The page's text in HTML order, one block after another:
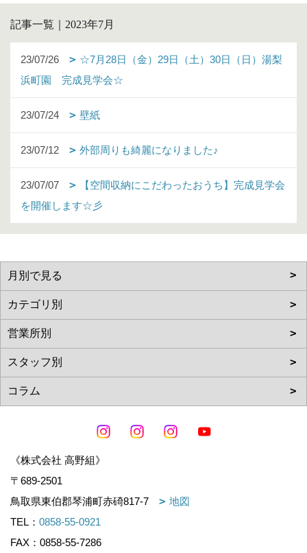
記事一覧｜2023年7月
23/07/26
☆7月28日（金）29日（土）30日（日）湯梨
浜町園 完成見学会☆
23/07/24 壁紙
23/07/12 外部周りも綺麗になりました♪
23/07/07
【空間収納にこだわったおうち】完成見学会
を開催します☆彡
《株式会社 高野組》
〒689-2501
鳥取県東伯郡琴浦町赤碕817-7
地図
TEL： 0858-55-0921
FAX：0858-55-7286